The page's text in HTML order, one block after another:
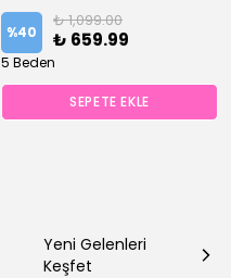
%40
₺ 1,099.00
₺ 659.99
5 Beden
SEPETE EKLE
Yeni Gelenleri
Keşfet